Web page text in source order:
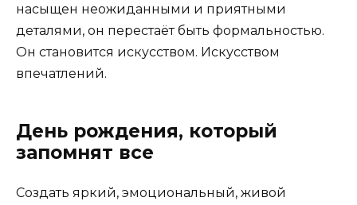
насыщен неожиданными и приятными
деталями, он перестаёт быть формальностью.
Он становится искусством. Искусством
впечатлений.
День рождения, который
запомнят все
Создать яркий, эмоциональный, живой